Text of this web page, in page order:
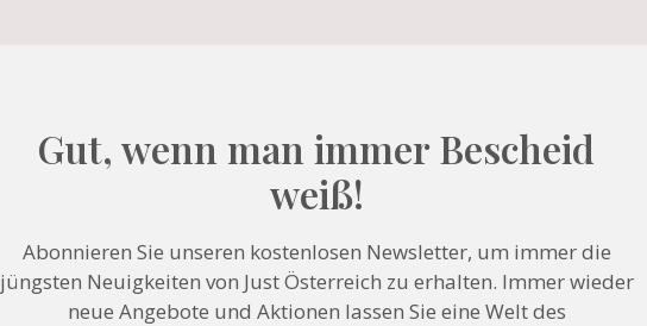
Gut, wenn man immer Bescheid
weiß!
Abonnieren Sie unseren kostenlosen Newsletter, um immer die
jüngsten Neuigkeiten von Just Österreich zu erhalten. Immer wieder
neue Angebote und Aktionen lassen Sie eine Welt des